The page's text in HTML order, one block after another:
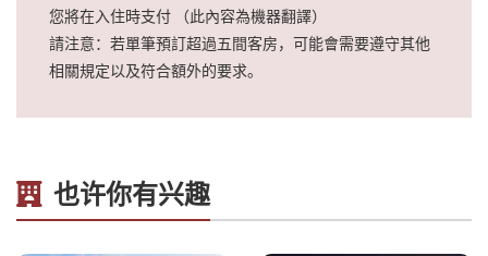
您將在入住時支付 （此內容為機器翻譯）
請注意：若單筆預訂超過五間客房，可能會需要遵守其他
相關規定以及符合額外的要求。
也许你有兴趣